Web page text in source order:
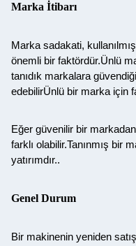
Marka İtibarı
Marka sadakati,
önemli bir faktördür.Ünlü
tanıdık markalara
edebilirÜnlü bir marka için
Eğer güvenilir bir
farklı olabilir.Tanınmış bir
yatırımdır..
Genel Durum
Bir makinenin yeniden